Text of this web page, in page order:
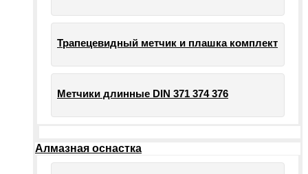
Трапецевидный метчик и плашка комплект
Метчики длинные DIN 371 374 376
Алмазная оснастка